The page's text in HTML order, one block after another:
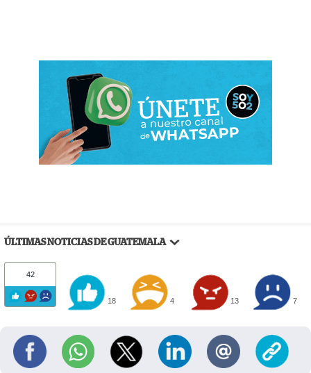
ÚLTIMAS NOTICIAS DE GUATEMALA
42
18 4 13 7